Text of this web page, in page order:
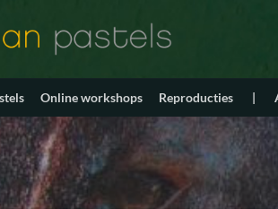
Online workshops Reproducties |